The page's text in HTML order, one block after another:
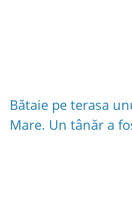
Bătaie pe terasa
Mare. Un tânăr a